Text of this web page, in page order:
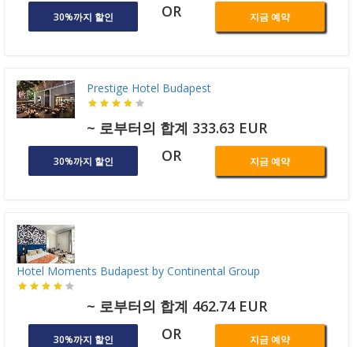
30%까지 할인 OR 지금 예약
Prestige Hotel Budapest
~ 로부터의 합계 333.63 EUR
30%까지 할인 OR 지금 예약
Hotel Moments Budapest by Continental Group
~ 로부터의 합계 462.74 EUR
30%까지 할인 OR 지금 예약